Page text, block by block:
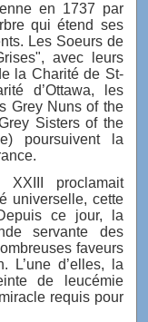
en 1737 par
qui étend ses
Les Soeurs de
avec leurs
la Charité de St-
d’Ottawa, les
Grey Nuns of the
Sisters of the
poursuivent la
proclamait
universelle, cette
ce jour, la
servante des
faveurs
L’une d’elles, la
de leucémie
requis pour